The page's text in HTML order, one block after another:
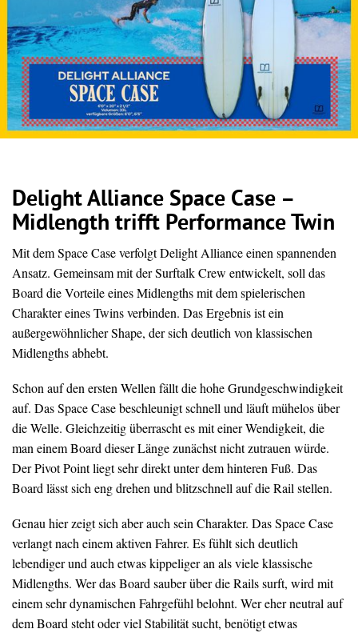
Delight Alliance Space Case –
Midlength trifft Performance Twin
Mit dem Space Case verfolgt Delight Alliance einen spannenden
Ansatz. Gemeinsam mit der Surftalk Crew entwickelt, soll das
Board die Vorteile eines Midlengths mit dem spielerischen
Charakter eines Twins verbinden. Das Ergebnis ist ein
außergewöhnlicher Shape, der sich deutlich von klassischen
Midlengths abhebt.
Schon auf den ersten Wellen fällt die hohe Grundgeschwindigkeit
auf. Das Space Case beschleunigt schnell und läuft mühelos über
die Welle. Gleichzeitig überrascht es mit einer Wendigkeit, die
man einem Board dieser Länge zunächst nicht zutrauen würde.
Der Pivot Point liegt sehr direkt unter dem hinteren Fuß. Das
Board lässt sich eng drehen und blitzschnell auf die Rail stellen.
Genau hier zeigt sich aber auch sein Charakter. Das Space Case
verlangt nach einem aktiven Fahrer. Es fühlt sich deutlich
lebendiger und auch etwas kippeliger an als viele klassische
Midlengths. Wer das Board sauber über die Rails surft, wird mit
einem sehr dynamischen Fahrgefühl belohnt. Wer eher neutral auf
dem Board steht oder viel Stabilität sucht, benötigt etwas